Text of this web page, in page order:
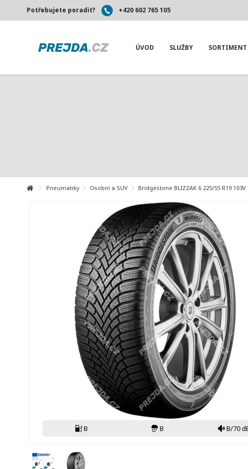
Potřebujete poradit? +420 602 765 105
ÚVOD SLUŽBY SORTIMENT
Pneumatiky Osobní a SUV Bridgestone BLIZZAK 6 225/55 R19 103V
B B B/70